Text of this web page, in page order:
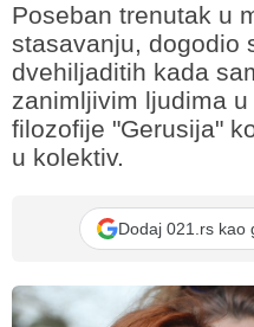
Poseban trenutak u
stasavanju, dogodio
dvehiljaditih kada
zanimljivim ljudima
filozofije "Gerusija"
u kolektiv.
Dodaj 021.rs kao